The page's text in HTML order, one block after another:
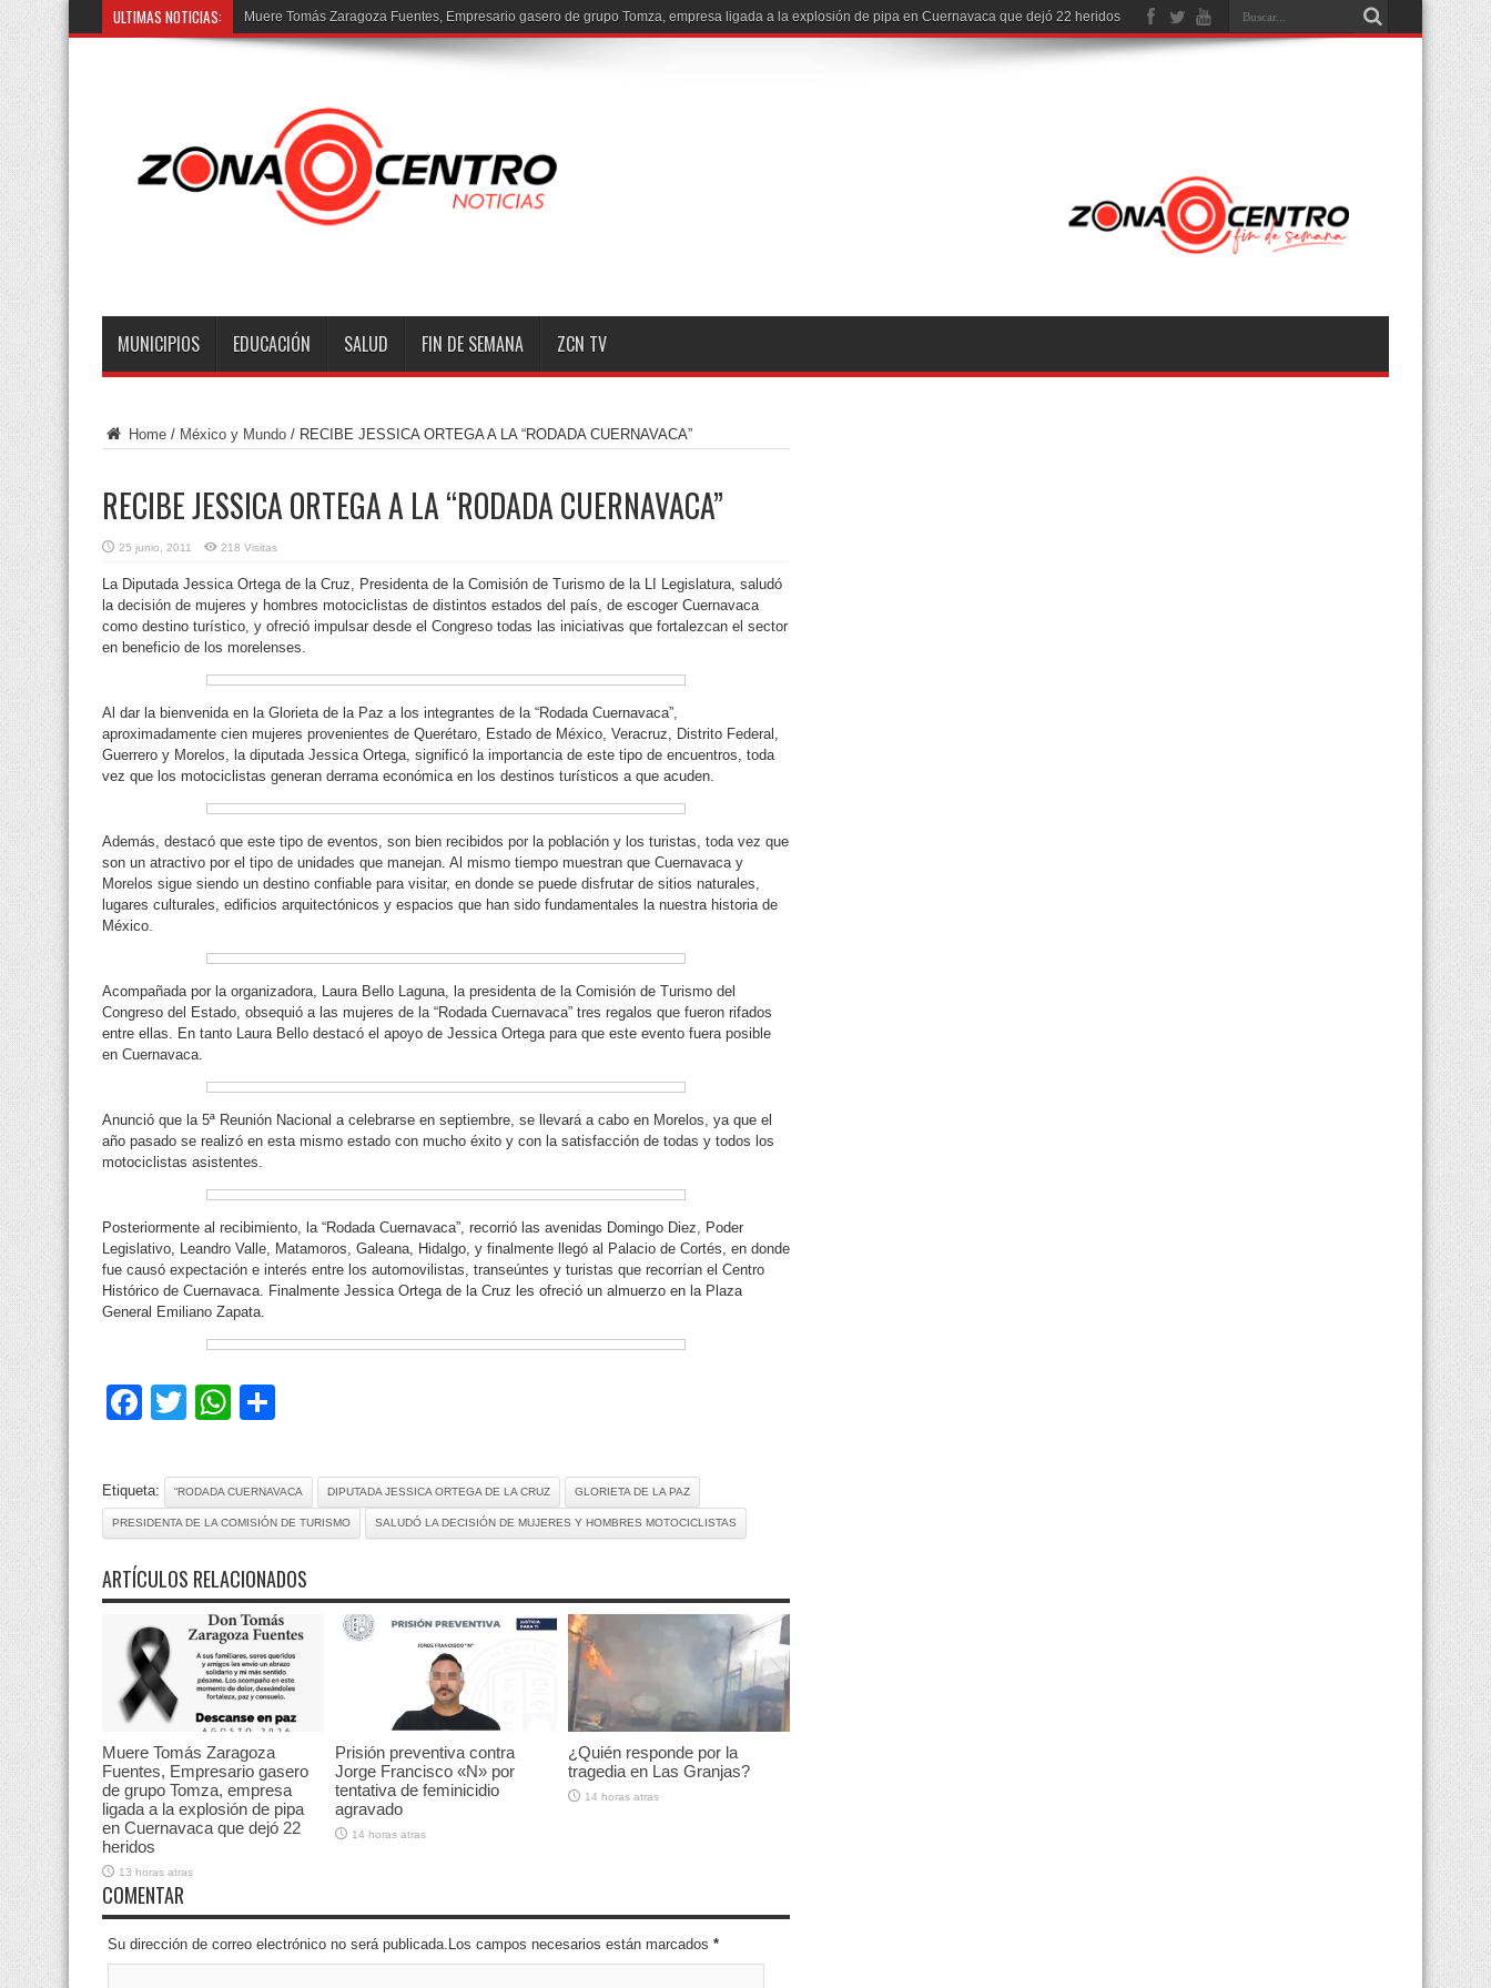
ULTIMAS NOTICIAS:
MUNICIPIOS EDUCACIÓN SALUD FIN DE SEMANA ZCN TV
Home / México y Mundo / RECIBE JESSICA ORTEGA A LA “RODADA CUERNAVACA”
RECIBE JESSICA ORTEGA A LA “RODADA CUERNAVACA”
25 junio, 2011 218 Visitas
La Diputada Jessica Ortega de la Cruz, Presidenta de la Comisión de Turismo de la LI Legislatura, saludó
la decisión de mujeres y hombres motociclistas de distintos estados del país, de escoger Cuernavaca
como destino turístico, y ofreció impulsar desde el Congreso todas las iniciativas que fortalezcan el sector
en beneficio de los morelenses.
Al dar la bienvenida en la Glorieta de la Paz a los integrantes de la “Rodada Cuernavaca”,
aproximadamente cien mujeres provenientes de Querétaro, Estado de México, Veracruz, Distrito Federal,
Guerrero y Morelos, la diputada Jessica Ortega, significó la importancia de este tipo de encuentros, toda
vez que los motociclistas generan derrama económica en los destinos turísticos a que acuden.
Además, destacó que este tipo de eventos, son bien recibidos por la población y los turistas, toda vez que
son un atractivo por el tipo de unidades que manejan. Al mismo tiempo muestran que Cuernavaca y
Morelos sigue siendo un destino confiable para visitar, en donde se puede disfrutar de sitios naturales,
lugares culturales, edificios arquitectónicos y espacios que han sido fundamentales la nuestra historia de
México.
Acompañada por la organizadora, Laura Bello Laguna, la presidenta de la Comisión de Turismo del
Congreso del Estado, obsequió a las mujeres de la “Rodada Cuernavaca” tres regalos que fueron rifados
entre ellas. En tanto Laura Bello destacó el apoyo de Jessica Ortega para que este evento fuera posible
en Cuernavaca.
Anunció que la 5ª Reunión Nacional a celebrarse en septiembre, se llevará a cabo en Morelos, ya que el
año pasado se realizó en esta mismo estado con mucho éxito y con la satisfacción de todas y todos los
motociclistas asistentes.
Posteriormente al recibimiento, la “Rodada Cuernavaca”, recorrió las avenidas Domingo Diez, Poder
Legislativo, Leandro Valle, Matamoros, Galeana, Hidalgo, y finalmente llegó al Palacio de Cortés, en donde
fue causó expectación e interés entre los automovilistas, transeúntes y turistas que recorrían el Centro
Histórico de Cuernavaca. Finalmente Jessica Ortega de la Cruz les ofreció un almuerzo en la Plaza
General Emiliano Zapata.
Facebook
TwitterWhatsApp
Etiqueta: “RODADA CUERNAVACA DIPUTADA JESSICA ORTEGA DE LA CRUZ GLORIETA DE LA PAZ
PRESIDENTA DE LA COMISIÓN DE TURISMO SALUDÓ LA DECISIÓN DE MUJERES Y HOMBRES MOTOCICLISTAS
ARTÍCULOS RELACIONADOS
Muere Tomás Zaragoza
Fuentes, Empresario gasero
de grupo Tomza, empresa
ligada a la explosión de pipa
en Cuernavaca que dejó 22
heridos
13 horas atras
Prisión preventiva contra
Jorge Francisco «N» por
tentativa de feminicidio
agravado
14 horas atras
¿Quién responde por la
tragedia en Las Granjas?
14 horas atras
COMENTAR
Su dirección de correo electrónico no será publicada.Los campos necesarios están marcados *